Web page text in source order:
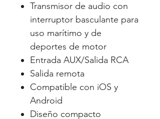
Transmisor de audio con
interruptor basculante para
uso marítimo y de
deportes de motor
Entrada AUX/Salida RCA
Salida remota
Compatible con iOS y
Android
Diseño compacto